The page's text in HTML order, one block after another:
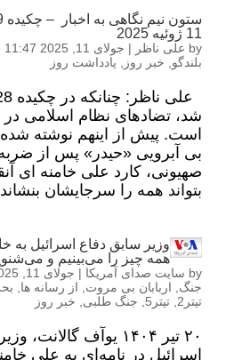
11 ژوئیه 2025
by علی ناظر | جولای 11, 2025 11:47 ب.ظ
بلندگو
خبر روز یادداشت روز
شد، تضادهای نظام اسلامی
است. پیش از اینهم نوشته
بی آبرویی «حیدر» پس از
صهیونی، کارد علی خامنه ای
بتواند همه را سرجایشان
وزیر سابق دفاع اسرائيل به
همه چیز را می‌بینیم و
by سایت صدای آمریکا | جولای 11, 2025 10:52 ق.ظ
جنگ
اربابان بی مروت از رسانه ها
تیتر2
تیتر5 جنگ طلبی خبر روز
۲۰ تیر ۱۴۰۴ یوآف
اسرائيل در نامه‌ای به علی